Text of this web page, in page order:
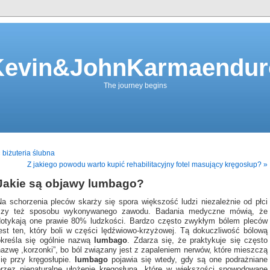
The journey begins
biżuteria ślubna
Z jakiego powodu warto kupić rehabilitacyjny fotel masujący kręgosłup? »
są objawy lumbago?
schorzenia pleców skarży się spora większość ludzi niezależnie od płci
też sposobu wykonywanego zawodu. Badania medyczne mówią, że
one prawie 80% ludzkości. Bardzo często zwykłym bólem pleców
ten, który boli w części lędźwiowo-krzyżowej. Tą dokuczliwość bólową
się ogólnie nazwą
lumbago . Zdarza się, że praktykuje się często
,korzonki”, bo ból związany jest z zapaleniem nerwów, które mieszczą
przy kręgosłupie.
lumbago pojawia się wtedy, gdy są one podrażniane